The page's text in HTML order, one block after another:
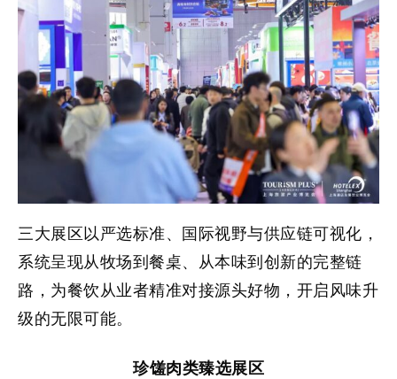
三大展区以严选标准、国际视野与供应链可视化，
系统呈现从牧场到餐桌、从本味到创新的完整链
路，为餐饮从业者精准对接源头好物，开启风味升
级的无限可能。
珍馐肉类臻选展区